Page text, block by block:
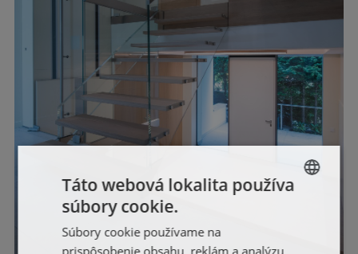
Táto webová lokalita používa
súbory cookie.
Súbory cookie používame na
prispôsobenie obsahu, reklám a analýzu